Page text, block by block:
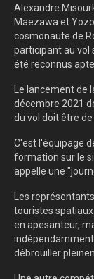
Alexandre
Maezawa et
cosmonaute de
participant au vol
été reconnus
Le lancement de
décembre 2021
du vol doit être de
C'est l'équipage
formation sur le
appelle une
Les
touristes
en apesanteur,
indépendamment
débrouiller